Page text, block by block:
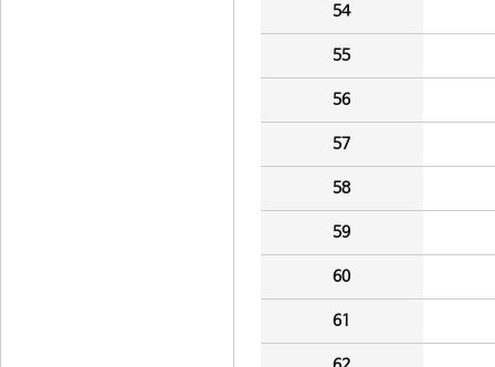
54
55
56
57
58
59
60
61